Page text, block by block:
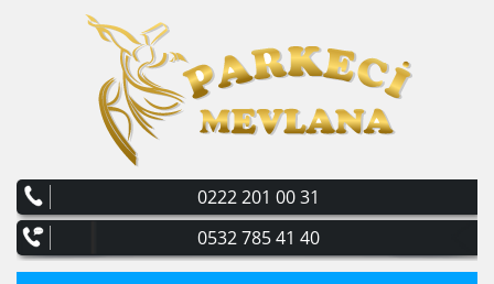
0222 201 00 31
0532 785 41 40